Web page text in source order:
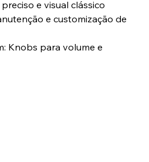
e visual clássico
e customização de
Knobs para volume e